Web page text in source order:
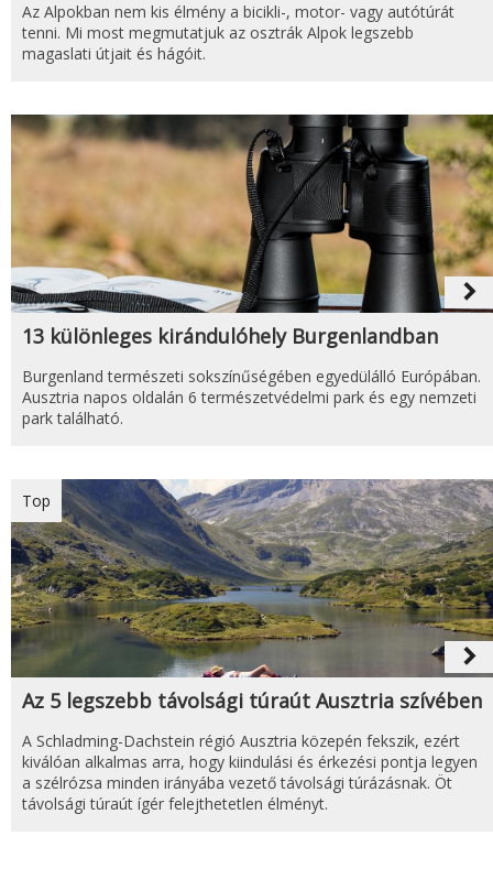
Az Alpokban nem kis élmény a bicikli-, motor- vagy autótúrát
tenni. Mi most megmutatjuk az osztrák Alpok legszebb
magaslati útjait és hágóit.
navigate_next
13 különleges kirándulóhely Burgenlandban
Burgenland természeti sokszínűségében egyedülálló Európában.
Ausztria napos oldalán 6 természetvédelmi park és egy nemzeti
park található.
Top
navigate_next
Az 5 legszebb távolsági túraút Ausztria szívében
A Schladming-Dachstein régió Ausztria közepén fekszik, ezért
kiválóan alkalmas arra, hogy kiindulási és érkezési pontja legyen
a szélrózsa minden irányába vezető távolsági túrázásnak. Öt
távolsági túraút ígér felejthetetlen élményt.